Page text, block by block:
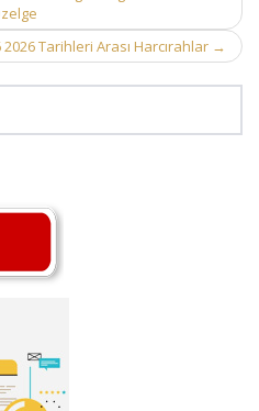
2026 Tarihleri Arası Harcırahlar →